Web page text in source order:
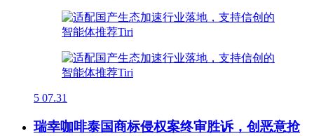
5 07.31
瑞幸咖啡泰国商标侵权案终审胜诉，创恶意抢